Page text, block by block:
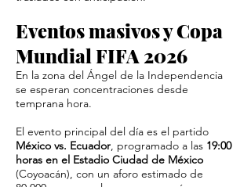
Eventos masivos y Copa
Mundial FIFA 2026
En la zona del Ángel de la Independencia
se esperan concentraciones desde
temprana hora.
El evento principal del día es el partido
México vs. Ecuador, programado a las 19:00
horas en el Estadio Ciudad de México
(Coyoacán), con un aforo estimado de